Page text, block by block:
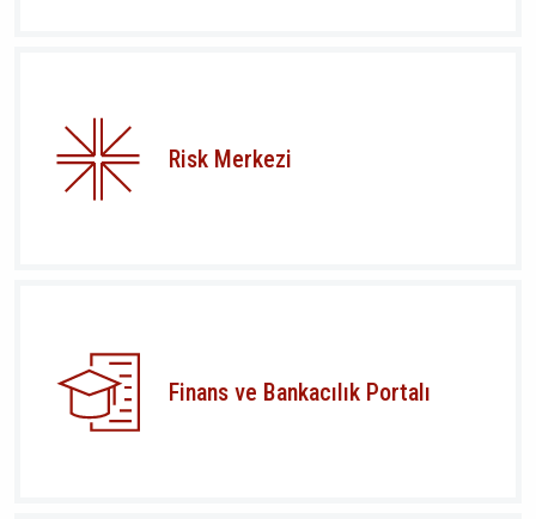
Risk Merkezi
Finans ve Bankacılık Portalı